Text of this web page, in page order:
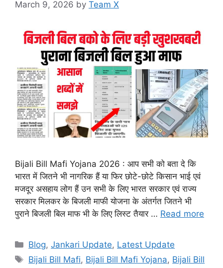
March 9, 2026 by Team X
Bijali Bill Mafi Yojana 2026 : आप सभी को बता दे कि
भारत में जितने भी नागरिक हैं या फिर छोटे-छोटे किसान भाई एवं
मजदूर असहाय लोग हैं उन सभी के लिए भारत सरकार एवं राज्य
सरकार मिलकर के बिजली माफी योजना के अंतर्गत जितने भी
पुराने बिजली बिल माफ भी के लिए लिस्ट तैयार … Read more
Categories
Blog,Jankari Update, Latest Update
Tags
Bijali Bill Mafi, Bijali Bill Mafi Yojana, Bijali Bill